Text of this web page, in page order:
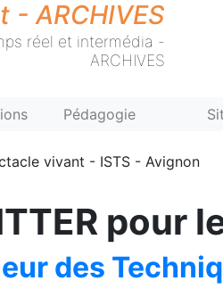
- ARCHIVES
réel et intermédia -
ARCHIVES
Pédagogie
vivant - ISTS - Avignon
pour
des